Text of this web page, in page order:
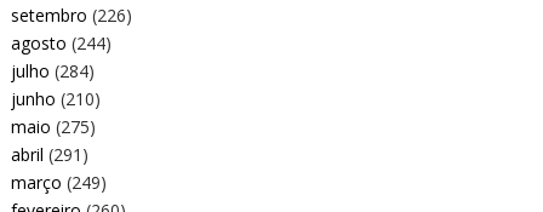
setembro (226)
agosto (244)
julho (284)
junho (210)
maio (275)
abril (291)
março (249)